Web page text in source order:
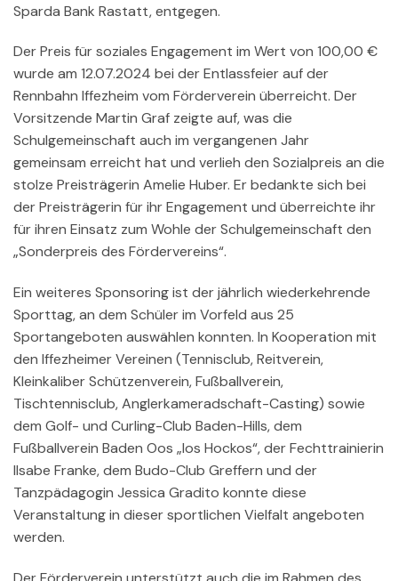
Sparda Bank Rastatt, entgegen.
Der Preis für soziales Engagement im Wert von 100,00 €
wurde am 12.07.2024 bei der Entlassfeier auf der
Rennbahn Iffezheim vom Förderverein überreicht. Der
Vorsitzende Martin Graf zeigte auf, was die
Schulgemeinschaft auch im vergangenen Jahr
gemeinsam erreicht hat und verlieh den Sozialpreis an die
stolze Preisträgerin Amelie Huber. Er bedankte sich bei
der Preisträgerin für ihr Engagement und überreichte ihr
für ihren Einsatz zum Wohle der Schulgemeinschaft den
„Sonderpreis des Fördervereins“.
Ein weiteres Sponsoring ist der jährlich wiederkehrende
Sporttag, an dem Schüler im Vorfeld aus 25
Sportangeboten auswählen konnten. In Kooperation mit
den Iffezheimer Vereinen (Tennisclub, Reitverein,
Kleinkaliber Schützenverein, Fußballverein,
Tischtennisclub, Anglerkameradschaft-Casting) sowie
dem Golf- und Curling-Club Baden-Hills, dem
Fußballverein Baden Oos „los Hockos“, der Fechttrainierin
Ilsabe Franke, dem Budo-Club Greffern und der
Tanzpädagogin Jessica Gradito konnte diese
Veranstaltung in dieser sportlichen Vielfalt angeboten
werden.